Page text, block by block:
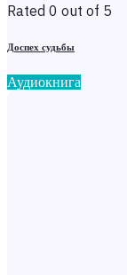
Rated 0 out of 5
Доспех судьбы
Аудиокнига